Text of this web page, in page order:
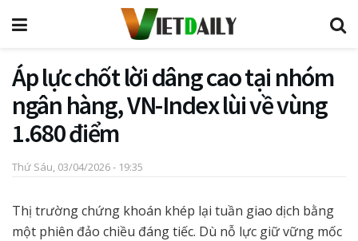
Áp lực chốt lời dâng cao tại nhóm
ngân hàng, VN-Index lùi về vùng
1.680 điểm
Thứ Sáu, 03/04/2026 - 19:35
Thị trường chứng khoán khép lại tuần giao dịch bằng
một phiên đảo chiều đáng tiếc. Dù nỗ lực giữ vững mốc